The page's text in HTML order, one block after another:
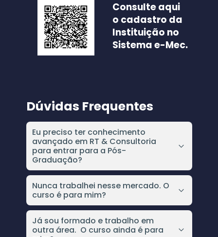
Consulte aqui
o cadastro da
Instituição no
Sistema e-Mec.
Dúvidas Frequentes
Eu preciso ter conhecimento
avançado em RT & Consultoria
para entrar para a Pós-
Graduação?
Absolutamente não. A Pós vai te tirar do
absoluto zero e levar até o nível mais
avançado dentro da RT & Consultoria de
Alimentos, você precisa estar finalizando ou
possui pouca ou nenhuma experiência, você
terá sucesso da mesma forma.
Nunca trabalhei nesse mercado. O
curso é para mim?
Sim. O curso é para todos que querem
dedicar tudo para ter sucesso dentro da
responsabilidade técnica e consultoria de
Já sou formado e trabalho em
outra área.  O curso ainda é para